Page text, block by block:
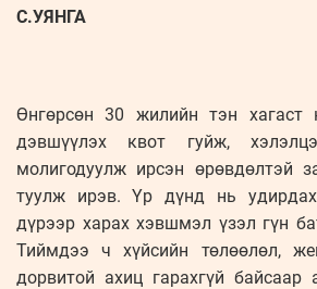
С.УЯНГА
Өнгөрсөн 30 жилийн тэн хагаст
дэвшүүлэх квот гуйж,
молигодуулж ирсэн өрөвдөлтэй
туулж ирэв. Үр дүнд нь удирдах
дүрээр харах хэвшмэл үзэл гүн
Тиймдээ ч хүйсийн төлөөлөл,
дорвитой ахиц гарахгүй байсаар